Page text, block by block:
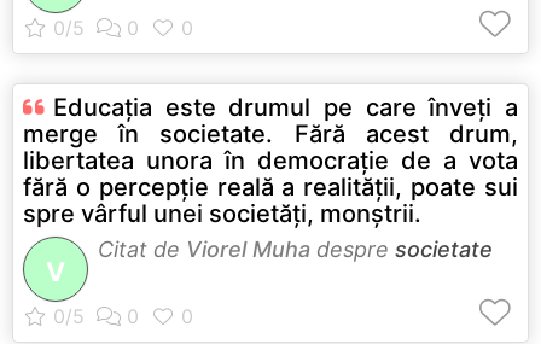
Educaţia este drumul pe care înveţi a
merge în societate. Fără acest drum,
libertatea unora în democraţie de a vota
fără o percepţie reală a realităţii, poate sui
spre vârful unei societăţi, monştrii.
V
Citat de Viorel Muha despre societate